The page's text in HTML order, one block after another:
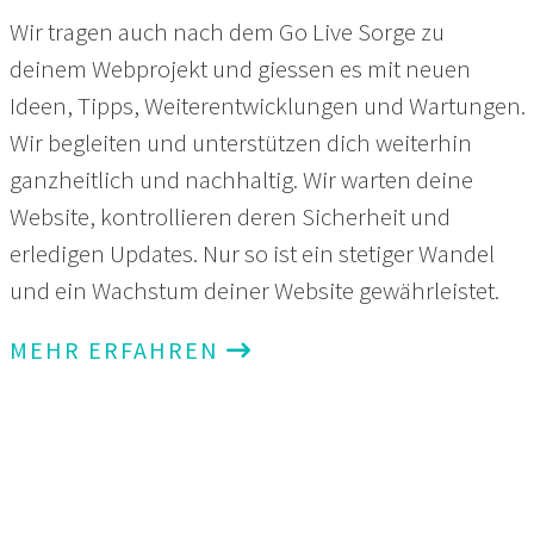
Wir tragen auch nach dem Go Live Sorge zu
deinem Webprojekt und giessen es mit neuen
Ideen, Tipps, Weiterentwicklungen und Wartungen.
Wir begleiten und unterstützen dich weiterhin
ganzheitlich und nachhaltig. Wir warten deine
Website, kontrollieren deren Sicherheit und
erledigen Updates. Nur so ist ein stetiger Wandel
und ein Wachstum deiner Website gewährleistet.
MEHR ERFAHREN